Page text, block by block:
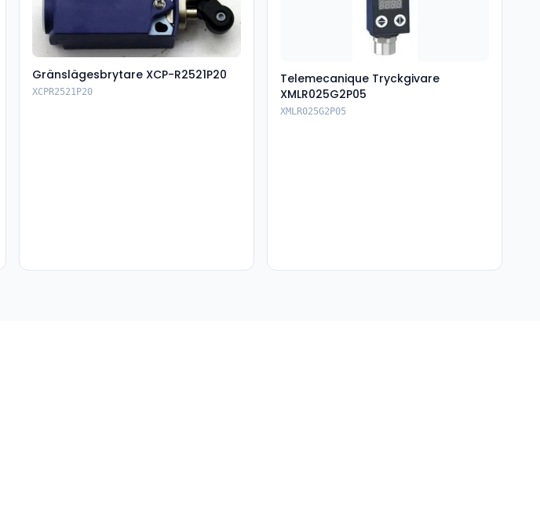
Gränslägesbrytare XCP-R2521P20
XCPR2521P20
Telemecanique Tryckgivare
XMLR025G2P05
XMLR025G2P05